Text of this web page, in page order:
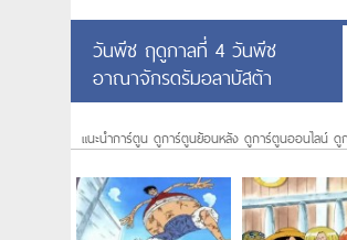
วันพีช ฤดูกาลที่ 4 วันพีช
อาณาจักรดรัมอลาบัสต้า
แนะนำการ์ตูน ดูการ์ตูนย้อนหลัง ดูการ์ตูนออนไลน์